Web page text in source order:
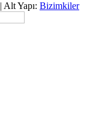
| Alt Yapı: Bizimkiler